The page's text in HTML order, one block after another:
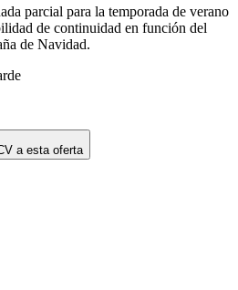
parcial para la temporada de verano
de continuidad en función del
de Navidad.
a esta oferta